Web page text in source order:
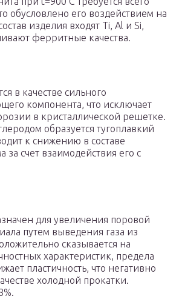
обусловлено его воздействием на
изделия входят Ti, Al и Si,
ферритные качества.
в качестве сильного
компонента, что исключает
в кристаллической решетке.
образуется тугоплавкий
к снижению в составе
за счет взаимодействия его с
для увеличения поровой
путем выведения газа из
сказывается на
характеристик, предела
пластичность, что негативно
холодной прокатки.